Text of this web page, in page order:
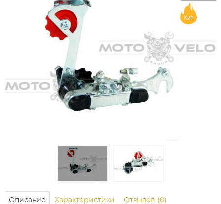
Хит
Описание Характеристики Отзывов (0)